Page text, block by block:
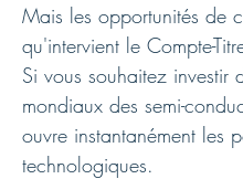
Mais les opportunités de
qu'intervient le Compte-
Si vous souhaitez investir
mondiaux des semi-
ouvre instantanément les
technologiques.